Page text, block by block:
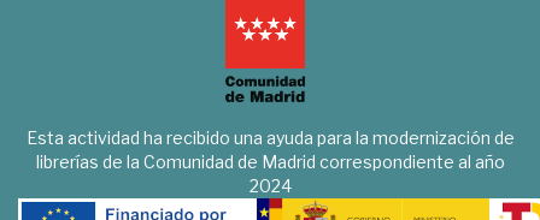
Esta actividad ha recibido una ayuda para la modernización de
librerías de la Comunidad de Madrid correspondiente al año
2024